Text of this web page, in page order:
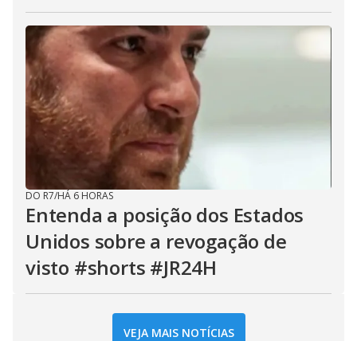
DO R7/HÁ 6 HORAS
Entenda a posição dos Estados
Unidos sobre a revogação de
visto #shorts #JR24H
VEJA MAIS NOTÍCIAS